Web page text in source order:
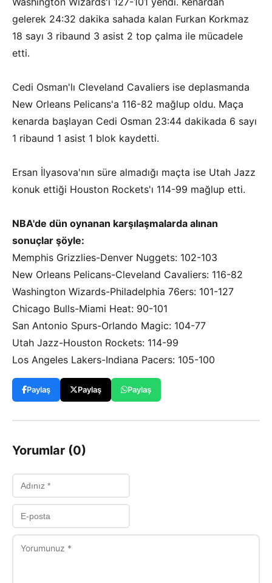
gelerek 24:32 dakika sahada kalan Furkan Korkmaz
18 sayı 3 ribaund 3 asist 2 top çalma ile mücadele
etti.
Cedi Osman'lı Cleveland Cavaliers ise deplasmanda
New Orleans Pelicans'a 116-82 mağlup oldu. Maça
kenarda başlayan Cedi Osman 23:44 dakikada 6 sayı
1 ribaund 1 asist 1 blok kaydetti.
Ersan İlyasova'nın süre almadığı maçta ise Utah Jazz
konuk ettiği Houston Rockets'ı 114-99 mağlup etti.
NBA'de dün oynanan karşılaşmalarda alınan
sonuçlar şöyle:
Memphis Grizzlies-Denver Nuggets: 102-103
New Orleans Pelicans-Cleveland Cavaliers: 116-82
Washington Wizards-Philadelphia 76ers: 101-127
Chicago Bulls-Miami Heat: 90-101
San Antonio Spurs-Orlando Magic: 104-77
Utah Jazz-Houston Rockets: 114-99
Los Angeles Lakers-Indiana Pacers: 105-100
Paylaş Paylaş Paylaş
Yorumlar (0)